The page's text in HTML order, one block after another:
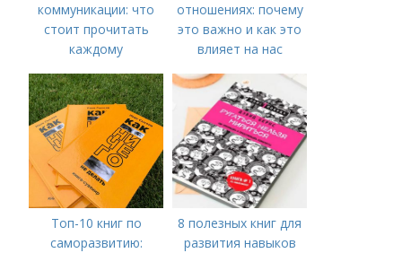
коммуникации: что
стоит прочитать
каждому
отношениях: почему
это важно и как это
влияет на нас
Топ-10 книг по
саморазвитию:
8 полезных книг для
развития навыков